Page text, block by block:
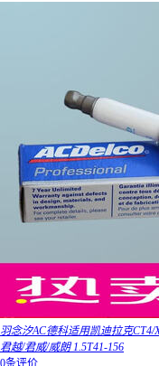
羽念汐AC德科适用凯迪拉克
君越/君威/威朗 1.5T41-156
0条评价